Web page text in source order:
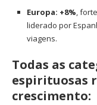
Europa: +8%,
liderado por
viagens.
Todas as
espirituosas
crescimento: